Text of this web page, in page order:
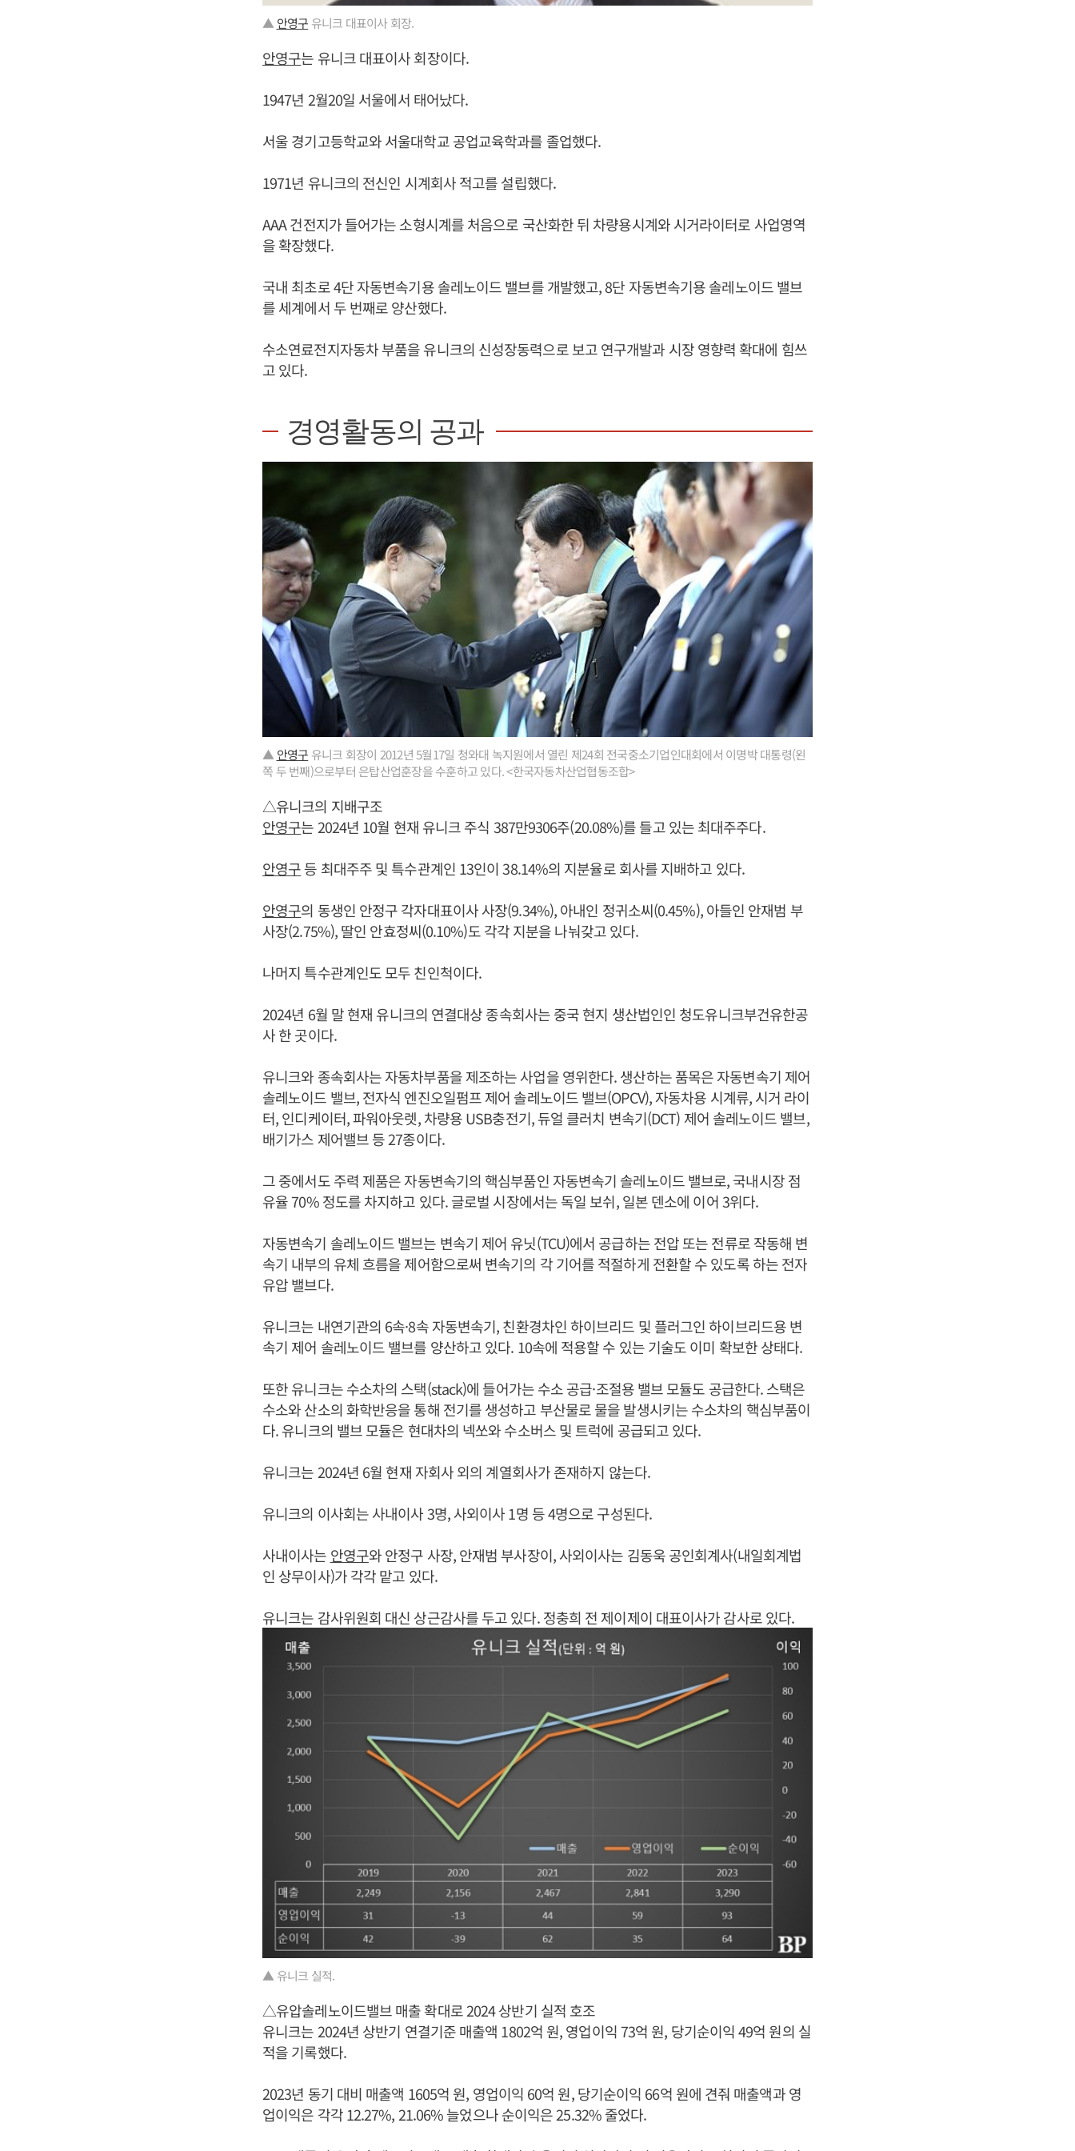
▲ 안영구 유니크 대표이사 회장.
안영구는 유니크 대표이사 회장이다.
1947년 2월20일 서울에서 태어났다.
서울 경기고등학교와 서울대학교 공업교육학과를 졸업했다.
1971년 유니크의 전신인 시계회사 적고를 설립했다.
AAA 건전지가 들어가는 소형시계를 처음으로 국산화한 뒤 차량용시계와 시거라이터로 사업영역
을 확장했다.
국내 최초로 4단 자동변속기용 솔레노이드 밸브를 개발했고, 8단 자동변속기용 솔레노이드 밸브
를 세계에서 두 번째로 양산했다.
수소연료전지자동차 부품을 유니크의 신성장동력으로 보고 연구개발과 시장 영향력 확대에 힘쓰
고 있다.
경영활동의 공과
▲ 안영구 유니크 회장이 2012년 5월17일 청와대 녹지원에서 열린 제24회 전국중소기업인대회에서 이명박 대통령(왼
쪽 두 번째)으로부터 은탑산업훈장을 수훈하고 있다. <한국자동차산업협동조합>
△유니크의 지배구조
안영구는 2024년 10월 현재 유니크 주식 387만9306주(20.08%)를 들고 있는 최대주주다.
안영구등 최대주주 및 특수관계인 13인이 38.14%의 지분율로 회사를 지배하고 있다.
안영구의 동생인 안정구 각자대표이사 사장(9.34%), 아내인 정귀소씨(0.45%), 아들인 안재범 부
사장(2.75%), 딸인 안효정씨(0.10%)도 각각 지분을 나눠갖고 있다.
나머지 특수관계인도 모두 친인척이다.
2024년 6월 말 현재 유니크의 연결대상 종속회사는 중국 현지 생산법인인 청도유니크부건유한공
사 한 곳이다.
유니크와 종속회사는 자동차부품을 제조하는 사업을 영위한다. 생산하는 품목은 자동변속기 제어
솔레노이드 밸브, 전자식 엔진오일펌프 제어 솔레노이드 밸브(OPCV), 자동차용 시계류, 시거 라이
터, 인디케이터, 파워아웃렛, 차량용 USB충전기, 듀얼 클러치 변속기(DCT) 제어 솔레노이드 밸브,
배기가스 제어밸브 등 27종이다.
그 중에서도 주력 제품은 자동변속기의 핵심부품인 자동변속기 솔레노이드 밸브로, 국내시장 점
유율 70% 정도를 차지하고 있다. 글로벌 시장에서는 독일 보쉬, 일본 덴소에 이어 3위다.
자동변속기 솔레노이드 밸브는 변속기 제어 유닛(TCU)에서 공급하는 전압 또는 전류로 작동해 변
속기 내부의 유체 흐름을 제어함으로써 변속기의 각 기어를 적절하게 전환할 수 있도록 하는 전자
유압 밸브다.
유니크는 내연기관의 6속·8속 자동변속기, 친환경차인 하이브리드 및 플러그인 하이브리드용 변
속기 제어 솔레노이드 밸브를 양산하고 있다. 10속에 적용할 수 있는 기술도 이미 확보한 상태다.
또한 유니크는 수소차의 스택(stack)에 들어가는 수소 공급·조절용 밸브 모듈도 공급한다. 스택은
수소와 산소의 화학반응을 통해 전기를 생성하고 부산물로 물을 발생시키는 수소차의 핵심부품이
다. 유니크의 밸브 모듈은 현대차의 넥쏘와 수소버스 및 트럭에 공급되고 있다.
유니크는 2024년 6월 현재 자회사 외의 계열회사가 존재하지 않는다.
유니크의 이사회는 사내이사 3명, 사외이사 1명 등 4명으로 구성된다.
사내이사는 안영구와 안정구 사장, 안재범 부사장이, 사외이사는 김동욱 공인회계사(내일회계법
인 상무이사)가 각각 맡고 있다.
유니크는 감사위원회 대신 상근감사를 두고 있다. 정충희 전 제이제이 대표이사가 감사로 있다.
▲ 유니크 실적.
△유압솔레노이드밸브 매출 확대로 2024 상반기 실적 호조
유니크는 2024년 상반기 연결기준 매출액 1802억 원, 영업이익 73억 원, 당기순이익 49억 원의 실
적을 기록했다.
2023년 동기 대비 매출액 1605억 원, 영업이익 60억 원, 당기순이익 66억 원에 견줘 매출액과 영
업이익은 각각 12.27%, 21.06% 늘었으나 순이익은 25.32% 줄었다.